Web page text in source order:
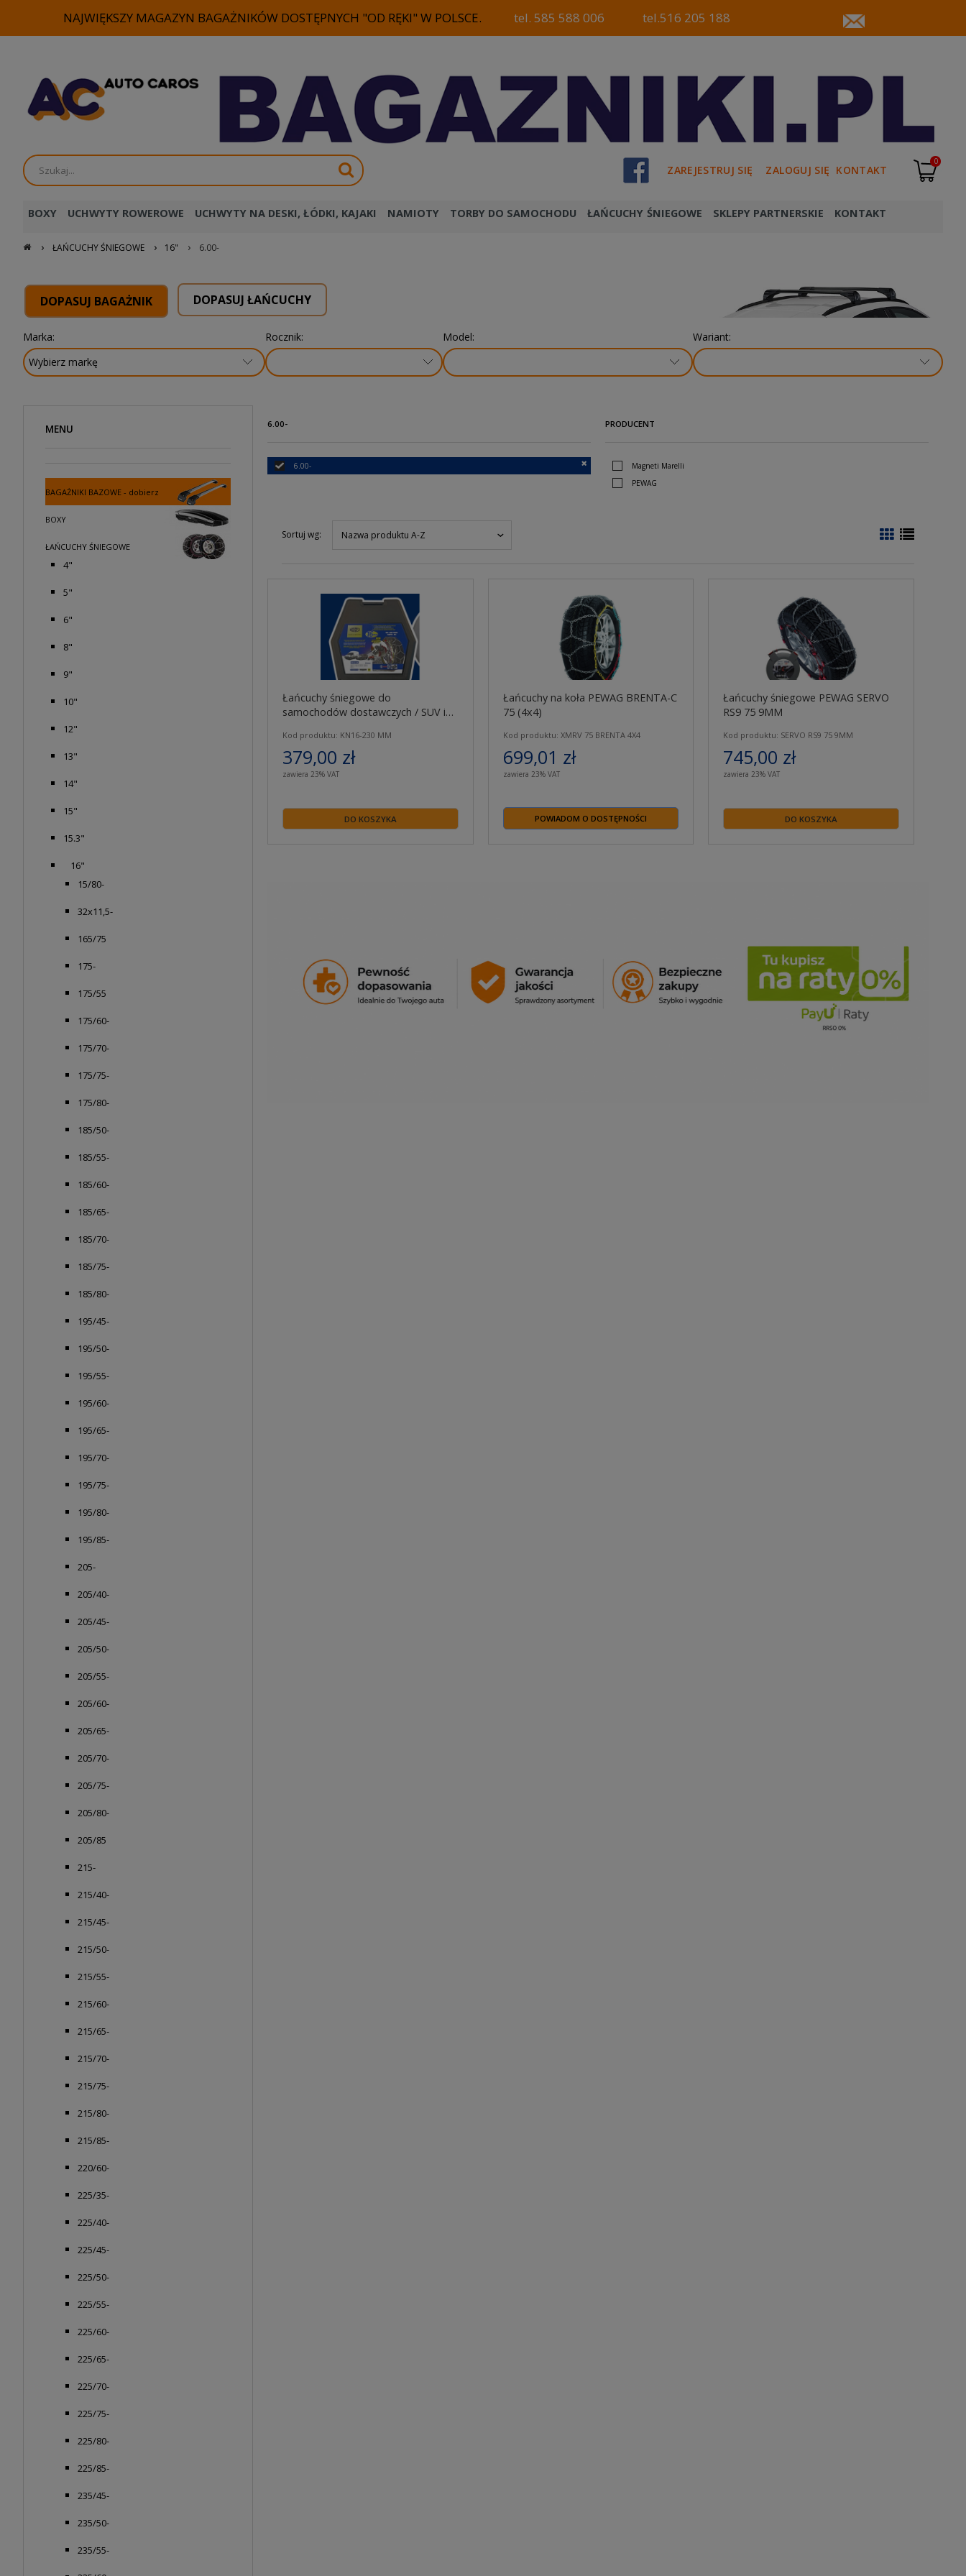
NAJWIĘKSZY MAGAZYN BAGAŻNIKÓW DOSTĘPNYCH "OD RĘKI" W POLSCE. tel. 585 588 006 tel.516 205 188
ZAREJESTRUJ SIĘ ZALOGUJ SIĘ KONTAKT
0
BOXY UCHWYTY ROWEROWE UCHWYTY NA DESKI, ŁÓDKI, KAJAKI NAMIOTY TORBY DO SAMOCHODU ŁAŃCUCHY ŚNIEGOWE SKLEPY PARTNERSKIE KONTAKT
› ŁAŃCUCHY ŚNIEGOWE › 16" › 6.00-
DOPASUJ BAGAŻNIK DOPASUJ ŁAŃCUCHY
Marka: Rocznik: Model: Wariant:
MENU
BAGAŻNIKI BAZOWE - dobierz
BOXY
ŁAŃCUCHY ŚNIEGOWE
4"
5"
6"
8"
9"
10"
12"
13"
14"
15"
15.3"
16"
15/80-
32x11,5-
165/75
175-
175/55
175/60-
175/70-
175/75-
175/80-
185/50-
185/55-
185/60-
185/65-
185/70-
185/75-
185/80-
195/45-
195/50-
195/55-
195/60-
195/65-
195/70-
195/75-
195/80-
195/85-
205-
205/40-
205/45-
205/50-
205/55-
205/60-
205/65-
205/70-
205/75-
205/80-
205/85
215-
215/40-
215/45-
215/50-
215/55-
215/60-
215/65-
215/70-
215/75-
215/80-
215/85-
220/60-
225/35-
225/40-
225/45-
225/50-
225/55-
225/60-
225/65-
225/70-
225/75-
225/80-
225/85-
235/45-
235/50-
235/55-
6.00-
6.00-
PRODUCENT
Magneti Marelli
PEWAG
Sortuj wg: Nazwa produktu A-Z
Łańcuchy śniegowe do
samochodów dostawczych / SUV i
Kod produktu: KN16-230 MM
379,00 zł
zawiera 23% VAT
DO KOSZYKA
Łańcuchy na koła PEWAG BRENTA-C
75 (4x4)
Kod produktu: XMRV 75 BRENTA 4X4
699,01 zł
zawiera 23% VAT
POWIADOM O DOSTĘPNOŚCI
Łańcuchy śniegowe PEWAG SERVO
RS9 75 9MM
Kod produktu: SERVO RS9 75 9MM
745,00 zł
zawiera 23% VAT
DO KOSZYKA